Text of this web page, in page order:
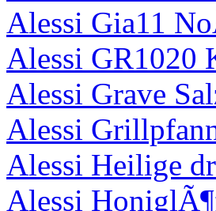
Alessi Gia11
Alessi
Alessi Grave
Alessi
Alessi Heilige
Alessi